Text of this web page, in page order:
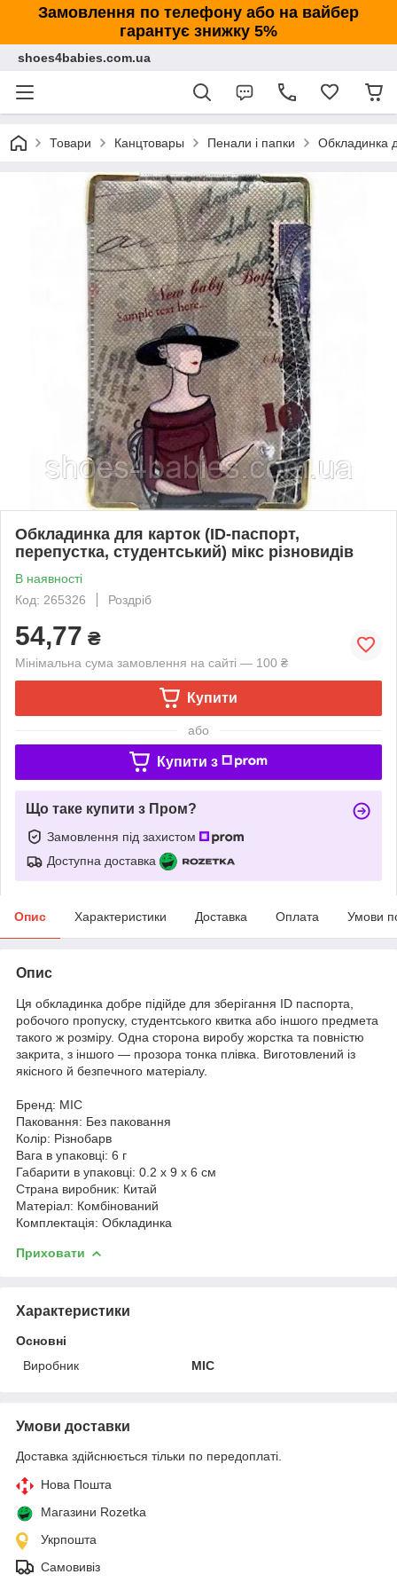
Замовлення по телефону або на вайбер
гарантує знижку 5%
shoes4babies.com.ua
Товари Канцтовары Пенали і папки Обкладинка
Обкладинка для карток (ID-паспорт,
перепустка, студентський) мікс різновидів
В наявності
Код: 265326
Роздріб
54,77 ₴
Мінімальна сума замовлення на сайті — 100 ₴
Купити
або
Купити з
Що таке купити з Пром?
Замовлення під захистом
Доступна доставка
Опис Характеристики Доставка Оплата Умови
Опис
Ця обкладинка добре підійде для зберігання ID паспорта,
робочого пропуску, студентського квитка або іншого предмета
такого ж розміру. Одна сторона виробу жорстка та повністю
закрита, з іншого — прозора тонка плівка. Виготовлений із
якісного й безпечного матеріалу.
Бренд: MIC
Паковання: Без паковання
Колір: Різнобарв
Вага в упаковці: 6 г
Габарити в упаковці: 0.2 x 9 x 6 см
Страна виробник: Китай
Матеріал: Комбінований
Комплектація: Обкладинка
Приховати
Характеристики
Основні
Виробник
MIC
Умови доставки
Доставка здійснюється тільки по передоплаті.
Нова Пошта
Магазини Rozetka
Укрпошта
Самовивіз